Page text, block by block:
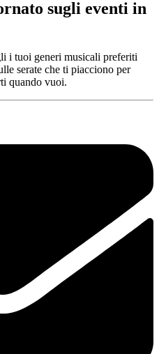
sugli eventi in
i tuoi generi musicali preferiti
serate che ti piacciono per
quando vuoi.